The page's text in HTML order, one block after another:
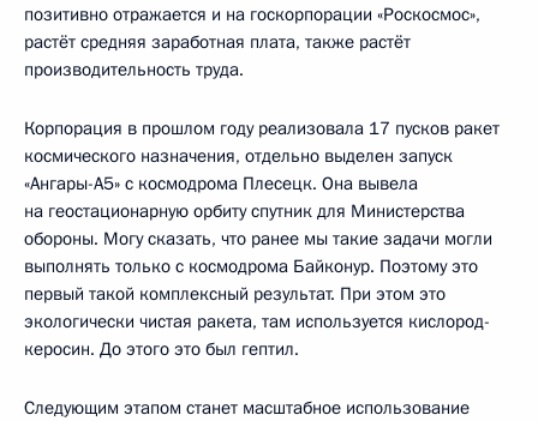
позитивно отражается и на госкорпорации «Роскосмос»,
растёт средняя заработная плата, также растёт
производительность труда.
Корпорация в прошлом году реализовала 17 пусков ракет
космического назначения, отдельно выделен запуск
«Ангары-А5» с космодрома Плесецк. Она вывела
на геостационарную орбиту спутник для Министерства
обороны. Могу сказать, что ранее мы такие задачи могли
выполнять только с космодрома Байконур. Поэтому это
первый такой комплексный результат. При этом это
экологически чистая ракета, там используется кислород-
керосин. До этого это был гептил.
Следующим этапом станет масштабное использование